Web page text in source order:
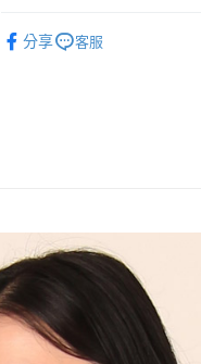
悠遊付
付款後7-11取貨
每筆NT$60，滿NT$1,000(含
宅配
分享 客服